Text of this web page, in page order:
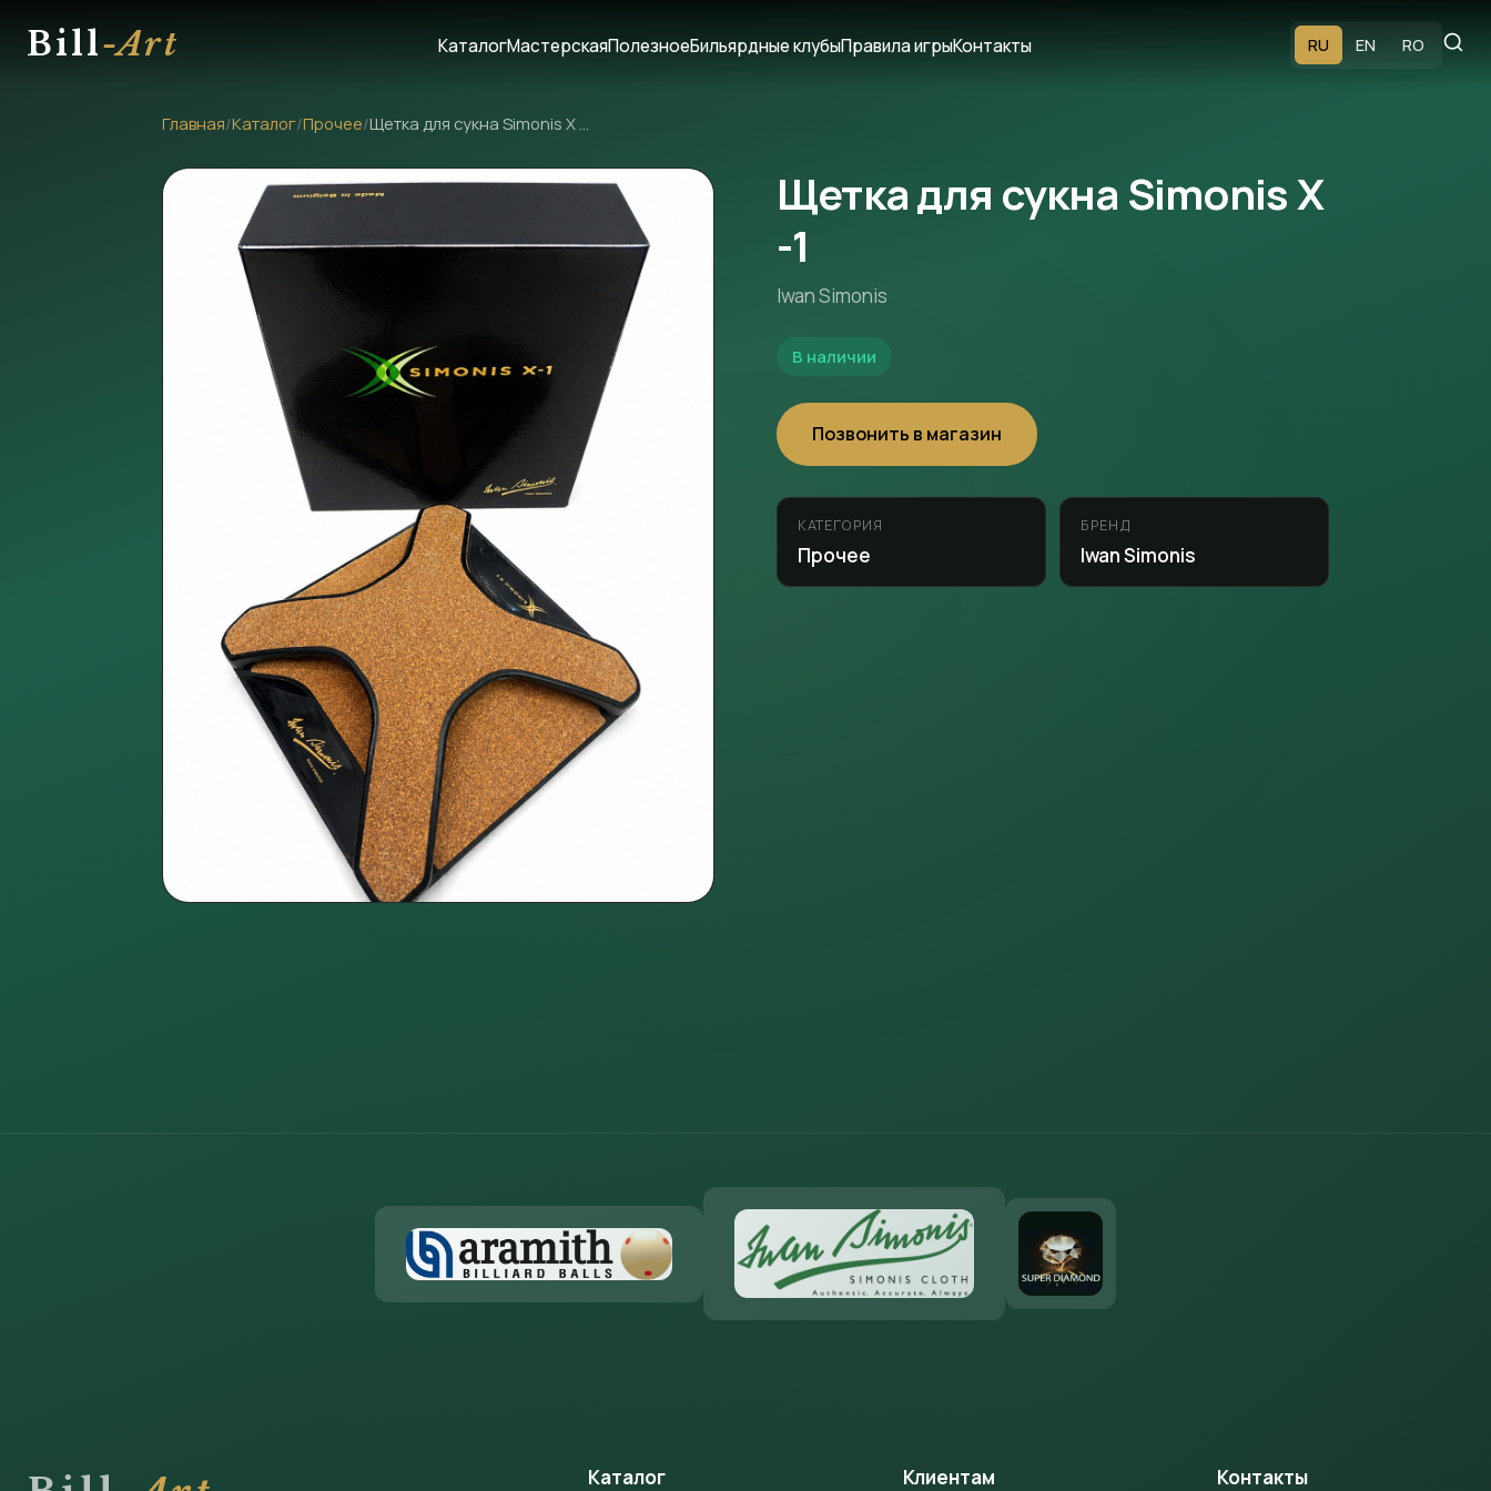
Bill-Art КаталогМастерскаяПолезноеБильярдные клубыПравила игрыКонтакты RU EN RO
Главная/Каталог/Прочее/ Щетка для сукна Simonis X -1
Щетка для сукна Simonis X
-1
Iwan Simonis
В наличии
Позвонить в магазин
КАТЕГОРИЯ
Прочее
БРЕНД
Iwan Simonis
Каталог Клиентам Контакты